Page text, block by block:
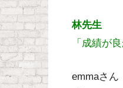
林先生
「成績が
emmaさん